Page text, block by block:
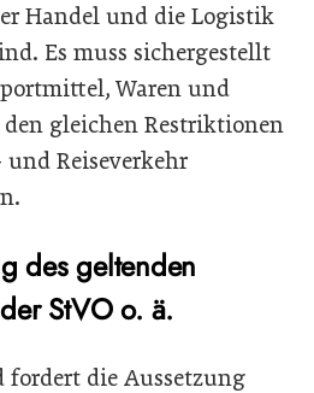
Handel und die Logistik
Es muss sichergestellt
Waren und
gleichen Restriktionen
Reiseverkehr
des geltenden
StVO o. ä.
fordert die Aussetzung